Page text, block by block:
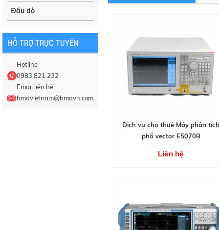
Đầu dò
HỖ TRỢ TRỰC TUYẾN
Hotline
0983.821.232
Email liên hệ
hmavietnam@hmavn.com
Dịch vụ cho thuê Máy phân
phổ vector E5070B
Liên hệ